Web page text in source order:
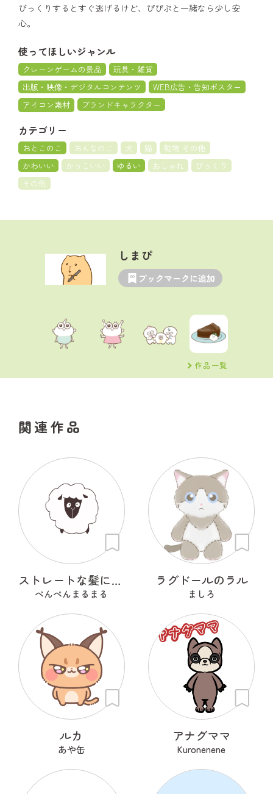
びっくりするとすぐ逃げるけど、ぴぴぷと一緒なら少し安
心。
使ってほしいジャンル
クレーンゲームの景品
玩具・雑貨
出版・映像・デジタルコンテンツ
WEB広告・告知ポスター
アイコン素材
ブランドキャラクター
カテゴリー
おとこのこ おんなのこ 犬 猫
動物 その他
かわいい
かっこいい ゆるい おしゃれ
びっくり
その他
しまぴ
ブックマークに追加
作品一覧
関連作品
ストレートな髪に憧れるひつじ
ぺんぺんまるまる
ラグドールのラル
ましろ
ルカ
あや缶
アナグママ
Kuronenene